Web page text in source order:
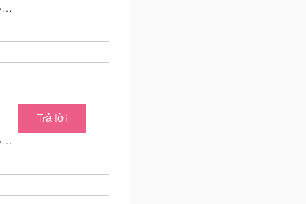
Baton Roots Community Farm
Baton Roots Community Farm
Trả lời